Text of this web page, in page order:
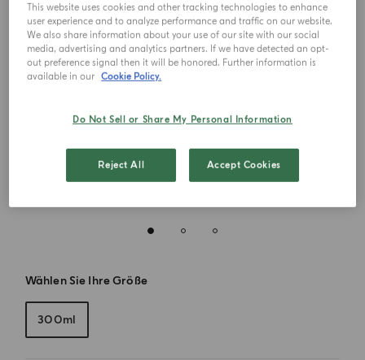
Wählen Sie Ihre Größe
300ml
This website uses cookies and other tracking technologies to enhance
user experience and to analyze performance and traffic on our website.
We also share information about your use of our site with our social
media, advertising and analytics partners. If we have detected an opt-
out preference signal then it will be honored. Further information is
available in our Cookie Policy.
Do Not Sell or Share My Personal Information
Reject All Accept Cookies